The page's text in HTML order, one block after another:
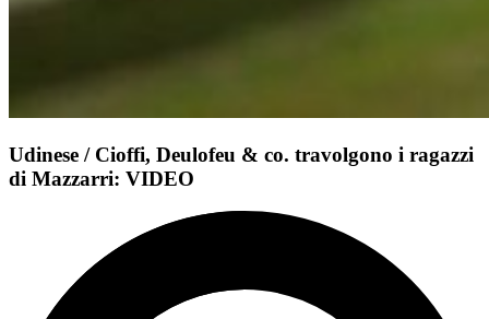
Udinese / Cioffi, Deulofeu & co. travolgono i ragazzi
di Mazzarri: VIDEO